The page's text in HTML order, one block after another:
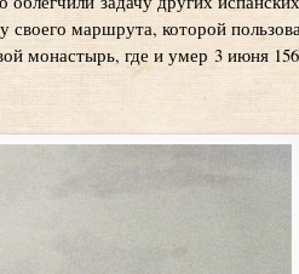
своего маршрута, которой
монастырь, где и умер 3 июня